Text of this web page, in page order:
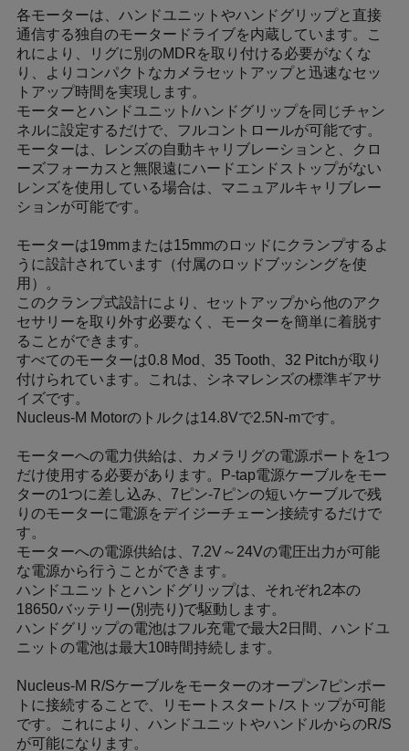
各モーターは、ハンドユニットやハンドグリップと直接
通信する独自のモータードライブを内蔵しています。こ
れにより、リグに別のMDRを取り付ける必要がなくな
り、よりコンパクトなカメラセットアップと迅速なセッ
トアップ時間を実現します。
モーターとハンドユニット/ハンドグリップを同じチャン
ネルに設定するだけで、フルコントロールが可能です。
モーターは、レンズの自動キャリブレーションと、クロ
ーズフォーカスと無限遠にハードエンドストップがない
レンズを使用している場合は、マニュアルキャリブレー
ションが可能です。
モーターは19mmまたは15mmのロッドにクランプするよ
うに設計されています（付属のロッドブッシングを使
用）。
このクランプ式設計により、セットアップから他のアク
セサリーを取り外す必要なく、モーターを簡単に着脱す
ることができます。
すべてのモーターは0.8 Mod、35 Tooth、32 Pitchが取り
付けられています。これは、シネマレンズの標準ギアサ
イズです。
Nucleus-M Motorのトルクは14.8Vで2.5N-mです。
モーターへの電力供給は、カメラリグの電源ポートを1つ
だけ使用する必要があります。P-tap電源ケーブルをモー
ターの1つに差し込み、7ピン-7ピンの短いケーブルで残
りのモーターに電源をデイジーチェーン接続するだけで
す。
モーターへの電源供給は、7.2V～24Vの電圧出力が可能
な電源から行うことができます。
ハンドユニットとハンドグリップは、それぞれ2本の
18650バッテリー(別売り)で駆動します。
ハンドグリップの電池はフル充電で最大2日間、ハンドユ
ニットの電池は最大10時間持続します。
Nucleus-M R/Sケーブルをモーターのオープン7ピンポー
トに接続することで、リモートスタート/ストップが可能
です。これにより、ハンドユニットやハンドルからのR/S
が可能になります。